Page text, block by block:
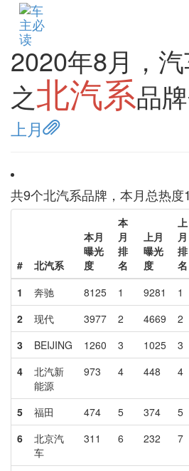
2020年8月，
之北汽系品
上月
共9个北汽系品牌，本月总热度
# 北汽系
本月
曝光
度
本
月
排
名
上月
曝光
度
上
月
排
名
1
奔驰 8125 1 9281 1
2
现代 3977 2 4669 2
3
BEIJING 1260 3 1025 3
4
北汽新
能源
973 4 448 4
5 福田 474 5 374 5
6
北京汽
车
311 6 232 7